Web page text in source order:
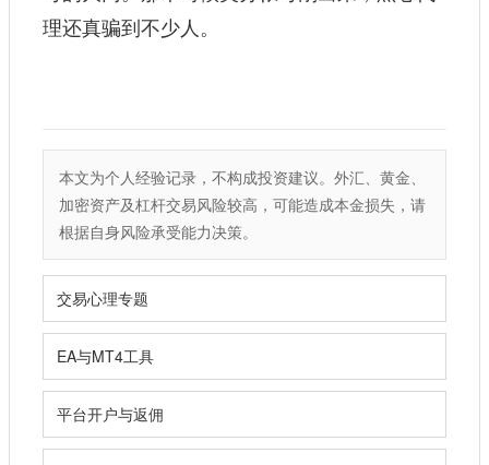
理还真骗到不少人。
本文为个人经验记录，不构成投资建议。外汇、黄金、
加密资产及杠杆交易风险较高，可能造成本金损失，请
根据自身风险承受能力决策。
交易心理专题
EA与MT4工具
平台开户与返佣